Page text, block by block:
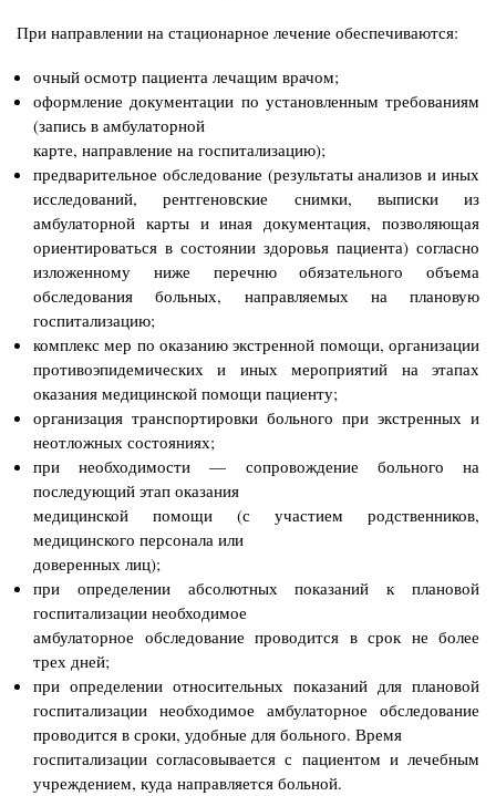
При направлении на стационарное лечение обеспечиваются:
очный осмотр пациента лечащим врачом;
оформление документации по установленным требованиям
(запись в амбулаторной
карте, направление на госпитализацию);
предварительное обследование (результаты анализов и иных
исследований, рентгеновские снимки, выписки из
амбулаторной карты и иная документация, позволяющая
ориентироваться в состоянии здоровья пациента) согласно
изложенному ниже перечню обязательного объема
обследования больных, направляемых на плановую
госпитализацию;
комплекс мер по оказанию экстренной помощи, организации
противоэпидемических и иных мероприятий на этапах
оказания медицинской помощи пациенту;
организация транспортировки больного при экстренных и
неотложных состояниях;
при необходимости — сопровождение больного на
последующий этап оказания
медицинской помощи (с участием родственников,
медицинского персонала или
доверенных лиц);
при определении абсолютных показаний к плановой
госпитализации необходимое
амбулаторное обследование проводится в срок не более
трех дней;
при определении относительных показаний для плановой
госпитализации необходимое амбулаторное обследование
проводится в сроки, удобные для больного. Время
госпитализации согласовывается с пациентом и лечебным
учреждением, куда направляется больной.